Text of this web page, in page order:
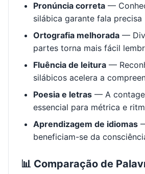
Pronúncia correta —
silábica garante fala precisa
Ortografia melhorada —
partes torna mais fácil
Fluência de leitura —
silábicos acelera a
Poesia e letras — A
essencial para métrica e
Aprendizagem de idiomas
beneficiam-se da
📊 Comparação de